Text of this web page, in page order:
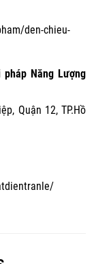
den-chieu-
Năng Lượng
Quận 12, TP.Hồ